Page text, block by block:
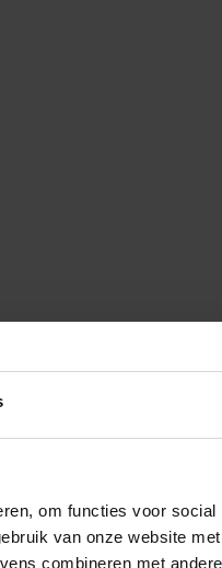
om functies voor
van onze website
combineren met(see the